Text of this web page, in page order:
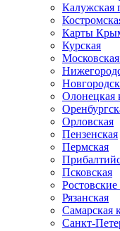
Калужская
Карты
Курская
Олонецкая
Орловская
Пензенская
Пермская
Псковская
Рязанская
Самарская
Санкт-